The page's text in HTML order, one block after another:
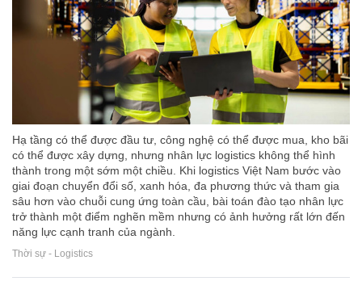
Hạ tầng có thể được đầu tư, công nghệ có thể được mua, kho bãi
có thể được xây dựng, nhưng nhân lực logistics không thể hình
thành trong một sớm một chiều. Khi logistics Việt Nam bước vào
giai đoạn chuyển đổi số, xanh hóa, đa phương thức và tham gia
sâu hơn vào chuỗi cung ứng toàn cầu, bài toán đào tạo nhân lực
trở thành một điểm nghẽn mềm nhưng có ảnh hưởng rất lớn đến
năng lực cạnh tranh của ngành.
Thời sự - Logistics